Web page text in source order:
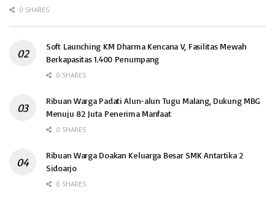
0 SHARES
Soft Launching KM Dharma Kencana V, Fasilitas Mewah
Berkapasitas 1.400 Penumpang
0 SHARES
Ribuan Warga Padati Alun-alun Tugu Malang, Dukung MBG
Menuju 82 Juta Penerima Manfaat
0 SHARES
Ribuan Warga Doakan Keluarga Besar SMK Antartika 2
Sidoarjo
0 SHARES